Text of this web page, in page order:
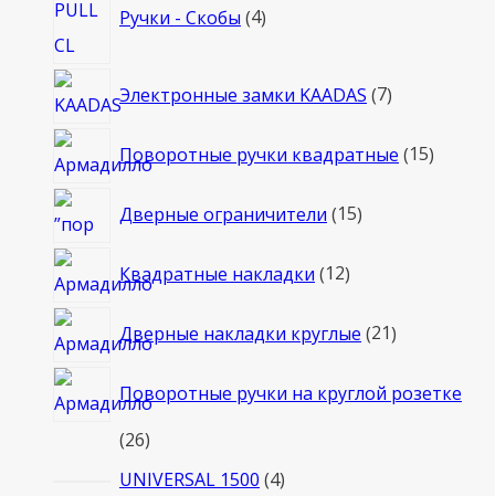
Ручки - Скобы 4товара
Электронные замки KAADAS 77
Поворотные ручки квадратные 1515
Дверные ограничители 1515
Квадратные накладки 1212
Дверные накладки круглые 2121
Поворотные ручки на круглой розетке
2626
товаров
UNIVERSAL 1500 44